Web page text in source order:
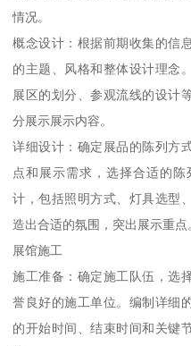
情况。
概念设计：根据前期收集的信
的主题、风格和整体设计理念
展区的划分、参观流线的设计
分展示展示内容。
详细设计：确定展品的陈列方
点和展示需求，选择合适的
计，包括照明方式、灯具选型
造出合适的氛围，突出展示重点
展馆施工
施工准备：确定施工队伍，选
誉良好的施工单位。编制详细
的开始时间、结束时间和关键